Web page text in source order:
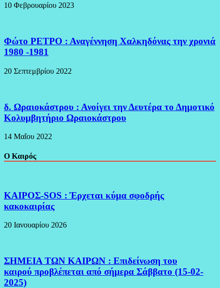
10 Φεβρουαρίου 2023
Φώτο ΡΕΤΡΟ : Αναγέννηση Χαλκηδόνας την χρονιά
1980 -1981
20 Σεπτεμβρίου 2022
δ. Ωραιοκάστρου : Ανοίγει την Δευτέρα το Δημοτικό
Κολυμβητήριο Ωραιοκάστρου
14 Μαΐου 2022
Ο Καιρός
ΚΑΙΡΟΣ-SOS : Έρχεται κύμα σφοδρής
κακοκαιρίας
20 Ιανουαρίου 2026
ΣΗΜΕΙΑ ΤΩΝ ΚΑΙΡΩΝ : Επιδείνωση του
καιρού προβλέπεται από σήμερα Σάββατο (15-02-
2025)